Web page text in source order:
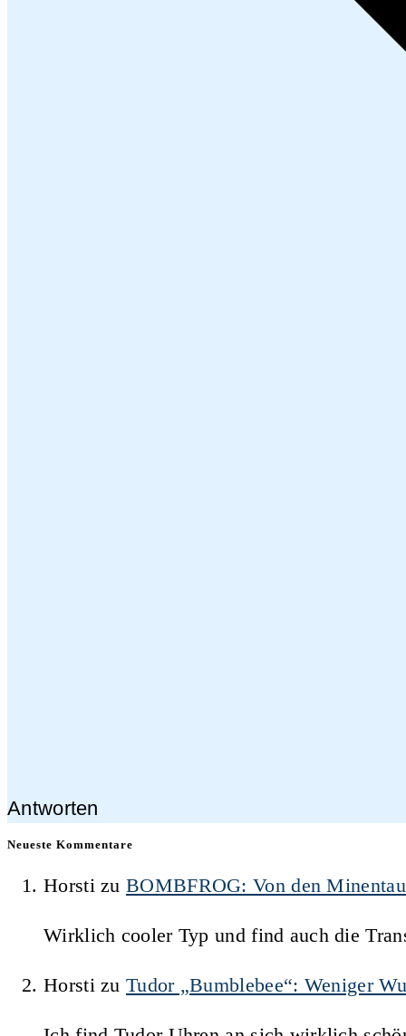
Antworten
Neueste Kommentare
HorstizuBOMBFROG: Von den
Wirklich cooler Typ und find auch die
HorstizuTudor „Bumblebee“: Weniger